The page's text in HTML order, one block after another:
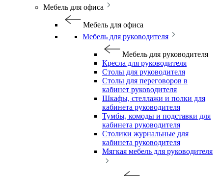
Мебель для офиса
Мебель для офиса
Мебель для руководителя
Мебель для руководителя
Кресла для руководителя
Столы для руководителя
Столы для переговоров в
кабинет руководителя
Шкафы, стеллажи и полки для
кабинета руководителя
Тумбы, комоды и подставки для
кабинета руководителя
Столики журнальные для
кабинета руководителя
Мягкая мебель для руководителя